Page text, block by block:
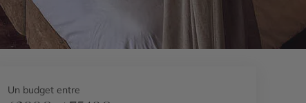
Un budget entre